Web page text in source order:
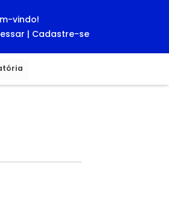
vindo!
| Cadastre-se